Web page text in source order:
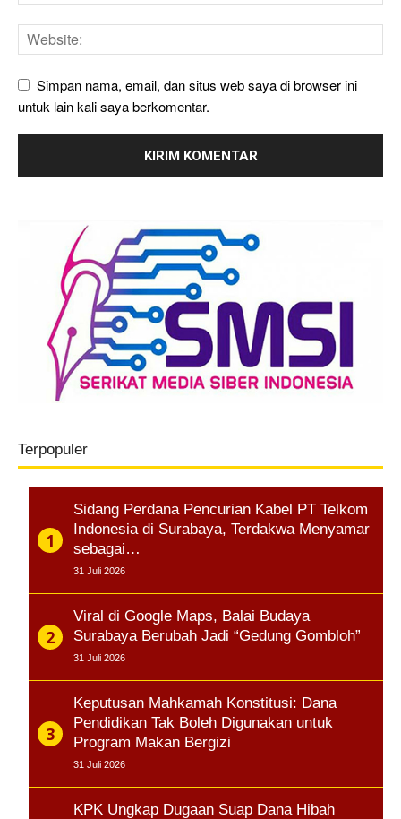
Simpan nama, email, dan situs web saya di browser ini
untuk lain kali saya berkomentar.
Terpopuler
Sidang Perdana Pencurian Kabel PT Telkom
Indonesia di Surabaya, Terdakwa Menyamar
sebagai…
31 Juli 2026
Viral di Google Maps, Balai Budaya
Surabaya Berubah Jadi “Gedung Gombloh”
31 Juli 2026
Keputusan Mahkamah Konstitusi: Dana
Pendidikan Tak Boleh Digunakan untuk
Program Makan Bergizi
31 Juli 2026
KPK Ungkap Dugaan Suap Dana Hibah